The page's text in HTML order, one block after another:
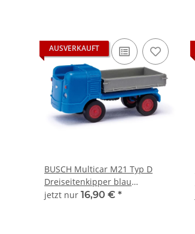
AUSVERKAUFT
BUSCH Multicar M21 Typ D
Dreiseitenkipper blau
211003302 Automodell 1:120
jetzt nur 16,90 € *